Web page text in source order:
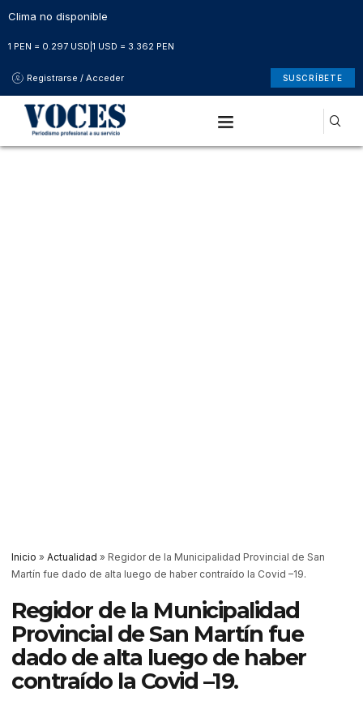
Clima no disponible
1 PEN = 0.297 USD 1 USD = 3.362 PEN
Registrarse / Acceder SUSCRÍBETE
Inicio » Actualidad » Regidor de la Municipalidad Provincial de San
Martín fue dado de alta luego de haber contraído la Covid –19.
Regidor de la Municipalidad
Provincial de San Martín fue
dado de alta luego de haber
contraído la Covid –19.